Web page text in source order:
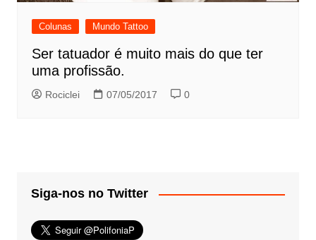
Colunas Mundo Tattoo
Ser tatuador é muito mais do que ter
uma profissão.
Rociclei 07/05/2017 0
Siga-nos no Twitter